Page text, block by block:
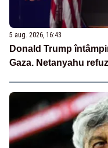
5 aug. 2026, 16:43
Donald Trump
Gaza. Netanyahu